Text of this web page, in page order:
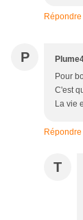
Répondre
P
Pour
C'est
La vie
Répondre
T